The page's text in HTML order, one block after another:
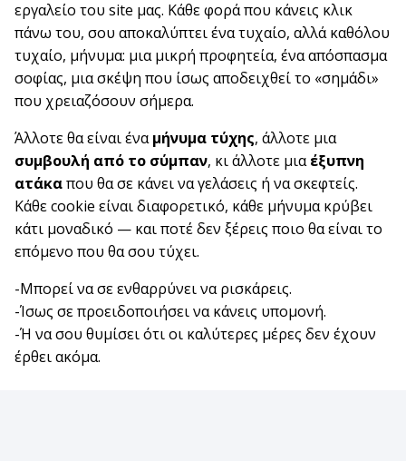
εργαλείο του site μας. Κάθε φορά που κάνεις κλικ
πάνω του, σου αποκαλύπτει ένα τυχαίο, αλλά καθόλου
τυχαίο, μήνυμα: μια μικρή προφητεία, ένα απόσπασμα
σοφίας, μια σκέψη που ίσως αποδειχθεί το «σημάδι»
που χρειαζόσουν σήμερα.
Άλλοτε θα είναι έναμήνυμα τύχης, άλλοτε μια
συμβουλή από το σύμπαν, κι άλλοτε μιαέξυπνη
ατάκαπου θα σε κάνει να γελάσεις ή να σκεφτείς.
Κάθε cookie είναι διαφορετικό, κάθε μήνυμα κρύβει
κάτι μοναδικό — και ποτέ δεν ξέρεις ποιο θα είναι το
επόμενο που θα σου τύχει.
-Μπορεί να σε ενθαρρύνει να ρισκάρεις.
-Ίσως σε προειδοποιήσει να κάνεις υπομονή.
-Ή να σου θυμίσει ότι οι καλύτερες μέρες δεν έχουν
έρθει ακόμα.